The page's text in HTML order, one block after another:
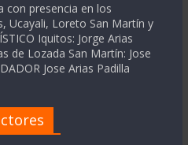
con presencia en los
Ucayali, Loreto San Martín y
Iquitos: Jorge Arias
de Lozada San Martín: Jose
Jose Arias Padilla